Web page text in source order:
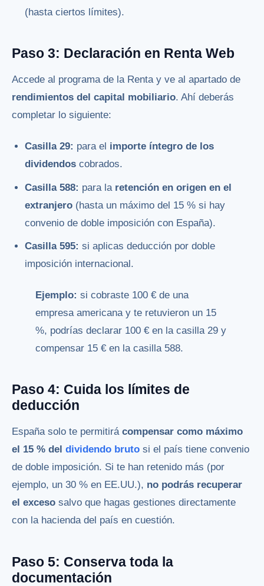
(hasta ciertos límites).
Paso 3: Declaración en Renta Web
Accede al programa de la Renta y ve al apartado de
rendimientos del capital mobiliario. Ahí deberás
completar lo siguiente:
Casilla 29: para el importe íntegro de los
dividendos cobrados.
Casilla 588: para la retención en origen en el
extranjero (hasta un máximo del 15 % si hay
convenio de doble imposición con España).
Casilla 595: si aplicas deducción por doble
imposición internacional.
Ejemplo: si cobraste 100 € de una
empresa americana y te retuvieron un 15
%, podrías declarar 100 € en la casilla 29 y
compensar 15 € en la casilla 588.
Paso 4: Cuida los límites de
deducción
España solo te permitirá compensar como máximo
el 15 % del dividendo bruto si el país tiene convenio
de doble imposición. Si te han retenido más (por
ejemplo, un 30 % en EE.UU.), no podrás recuperar
el exceso salvo que hagas gestiones directamente
con la hacienda del país en cuestión.
Paso 5: Conserva toda la
documentación